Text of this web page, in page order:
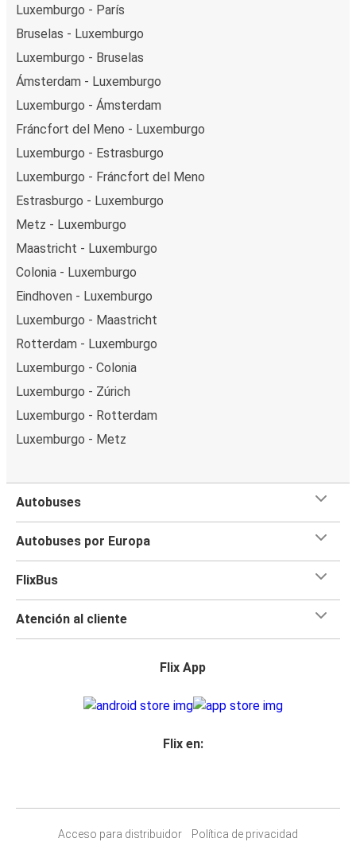
Luxemburgo - París
Bruselas - Luxemburgo
Luxemburgo - Bruselas
Ámsterdam - Luxemburgo
Luxemburgo - Ámsterdam
Fráncfort del Meno - Luxemburgo
Luxemburgo - Estrasburgo
Luxemburgo - Fráncfort del Meno
Estrasburgo - Luxemburgo
Metz - Luxemburgo
Maastricht - Luxemburgo
Colonia - Luxemburgo
Eindhoven - Luxemburgo
Luxemburgo - Maastricht
Rotterdam - Luxemburgo
Luxemburgo - Colonia
Luxemburgo - Zúrich
Luxemburgo - Rotterdam
Luxemburgo - Metz
Autobuses
Autobuses por Europa
FlixBus
Atención al cliente
Flix App
Flix en:
Acceso para distribuidor Política de privacidad